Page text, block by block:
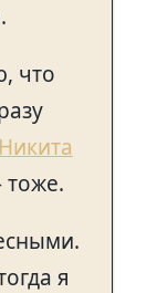
что
Никита
я